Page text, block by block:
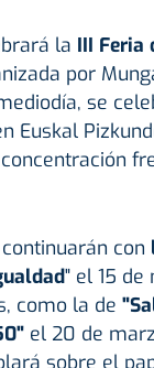
la III Feria
por
se
Euskal
con
" el 15 de
como la de
el 20 de
sobre el